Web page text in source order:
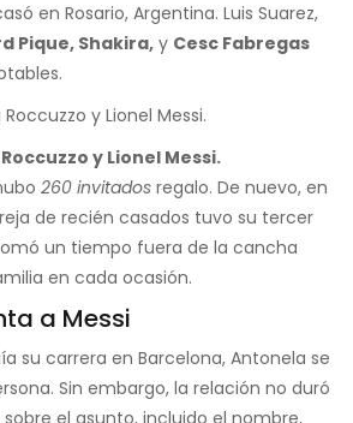
en Rosario, Argentina. Luis Suarez,
Pique, Shakira, y Cesc Fabregas
y Lionel Messi.
260 invitados regalo. De nuevo, en
de recién casados ​​tuvo su tercer
un tiempo fuera de la cancha
en cada ocasión.
a Messi
su carrera en Barcelona, ​​Antonela se
Sin embargo, la relación no duró